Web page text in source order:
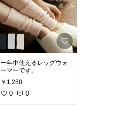
一年中使えるレッグウォ
ーマーです。
￥1,280
0 0